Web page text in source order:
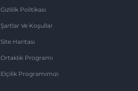
Gizlilik Politikası
Şartlar Ve Koşullar
Site Haritası
Ortaklık Programı
Elçilik Programımızı